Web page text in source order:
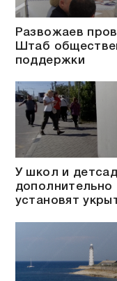
Развожаев
Штаб
поддержки
У школ и
дополнительно
установят